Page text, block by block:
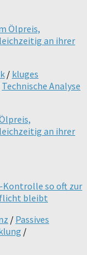
/ kluges
Technische Analyse
an ihrer
/ Passives
/